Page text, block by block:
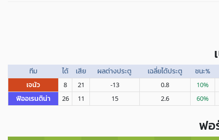
ทีม ได้ เสีย ผลต่างประตู เฉลี่ยได้ประตู
ชนะ%
เจนัว
8 21 -13 0.8 10%
ฟิออเรนติน่า 26 11 15 2.6 60%
ฟอ